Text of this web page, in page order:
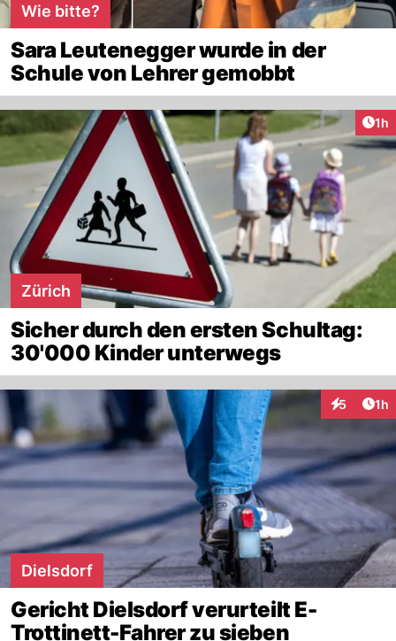
Wie bitte?
Sara Leutenegger wurde in der
Schule von Lehrer gemobbt
1h
Zürich
Sicher durch den ersten Schultag:
30'000 Kinder unterwegs
5 1h
Dielsdorf
Gericht Dielsdorf verurteilt E-
Trottinett-Fahrer zu sieben